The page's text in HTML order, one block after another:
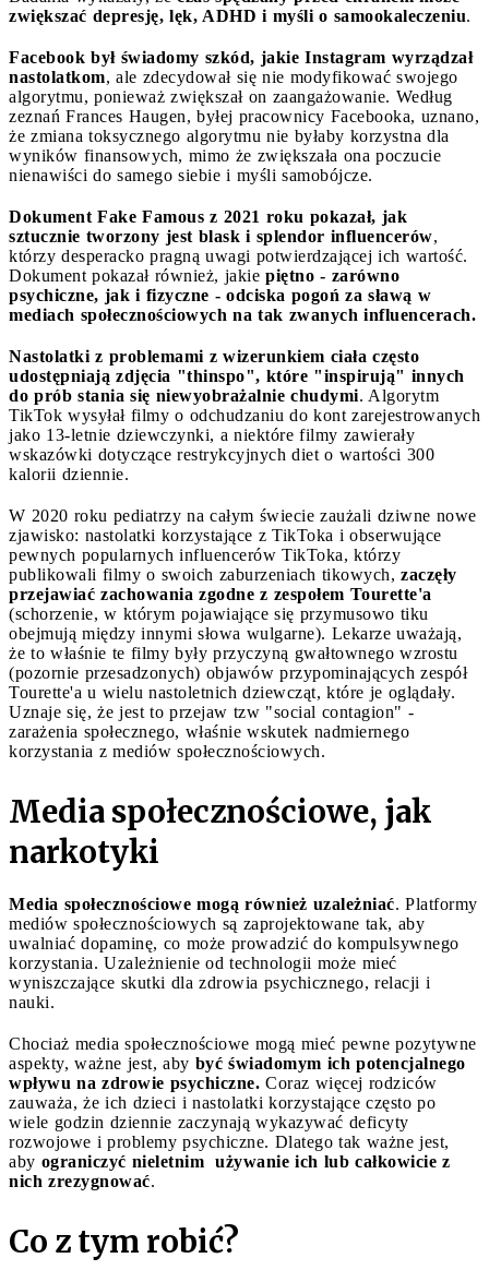
zwiększać depresję, lęk, ADHD i myśli o samookaleczeniu.
Facebook był świadomy szkód, jakie Instagram wyrządzał
nastolatkom, ale zdecydował się nie modyfikować swojego
algorytmu, ponieważ zwiększał on zaangażowanie. Według
zeznań Frances Haugen, byłej pracownicy Facebooka, uznano,
że zmiana toksycznego algorytmu nie byłaby korzystna dla
wyników finansowych, mimo że zwiększała ona poczucie
nienawiści do samego siebie i myśli samobójcze.
Dokument Fake Famous z 2021 roku pokazał, jak
sztucznie tworzony jest blask i splendor influencerów,
którzy desperacko pragną uwagi potwierdzającej ich wartość.
Dokument pokazał również, jakie piętno - zarówno
psychiczne, jak i fizyczne - odciska pogoń za sławą w
mediach społecznościowych na tak zwanych influencerach.
Nastolatki z problemami z wizerunkiem ciała często
udostępniają zdjęcia "thinspo", które "inspirują" innych
do prób stania się niewyobrażalnie chudymi. Algorytm
TikTok wysyłał filmy o odchudzaniu do kont zarejestrowanych
jako 13-letnie dziewczynki, a niektóre filmy zawierały
wskazówki dotyczące restrykcyjnych diet o wartości 300
kalorii dziennie.
W 2020 roku pediatrzy na całym świecie zaużali dziwne nowe
zjawisko: nastolatki korzystające z TikToka i obserwujące
pewnych popularnych influencerów TikToka, którzy
publikowali filmy o swoich zaburzeniach tikowych, zaczęły
przejawiać zachowania zgodne z zespołem Tourette'a
(schorzenie, w którym pojawiające się przymusowo tiku
obejmują między innymi słowa wulgarne). Lekarze uważają,
że to właśnie te filmy były przyczyną gwałtownego wzrostu
(pozornie przesadzonych) objawów przypominających zespół
Tourette'a u wielu nastoletnich dziewcząt, które je oglądały.
Uznaje się, że jest to przejaw tzw "social contagion" -
zarażenia społecznego, właśnie wskutek nadmiernego
korzystania z mediów społecznościowych.
Media społecznościowe, jak
narkotyki
Media społecznościowe mogą również uzależniać. Platformy
mediów społecznościowych są zaprojektowane tak, aby
uwalniać dopaminę, co może prowadzić do kompulsywnego
korzystania. Uzależnienie od technologii może mieć
wyniszczające skutki dla zdrowia psychicznego, relacji i
nauki.
Chociaż media społecznościowe mogą mieć pewne pozytywne
aspekty, ważne jest, aby być świadomym ich potencjalnego
wpływu na zdrowie psychiczne. Coraz więcej rodziców
zauważa, że ich dzieci i nastolatki korzystające często po
wiele godzin dziennie zaczynają wykazywać deficyty
rozwojowe i problemy psychiczne. Dlatego tak ważne jest,
aby ograniczyć nieletnim używanie ich lub całkowicie z
nich zrezygnować.
Co z tym robić?